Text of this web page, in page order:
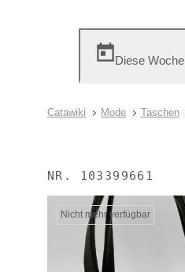
Diese Woche
Catawiki Mode Taschen
NR. 103399661
Nicht mehr verfügbar